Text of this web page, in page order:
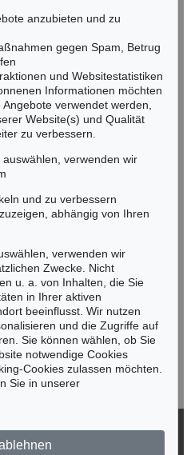
80-038
58 80-595
M.A.
8618661
verpassen!
rechtzeitig.
anmelden >
anzubieten und zu
gegen Spam, Betrug
und Websitestatistiken
Informationen möchten
verwendet werden,
Website(s) und Qualität
zu verbessern.
auswählen, verwenden wir
und zu verbessern
abhängig von Ihren
verwenden wir
Zwecke. Nicht
u. a. von Inhalten, die Sie
in Ihrer aktiven
beeinflusst. Wir nutzen
und die Zugriffe auf
Sie können wählen, ob Sie
notwendige Cookies
Cookies zulassen möchten.
Sie in unserer